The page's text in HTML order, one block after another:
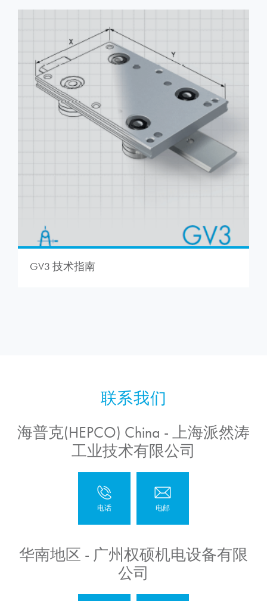
GV3 技术指南
海普克(HEPCO) China - 上海派然涛
工业技术有限公司
华南地区 - 广州权硕机电设备有限
公司